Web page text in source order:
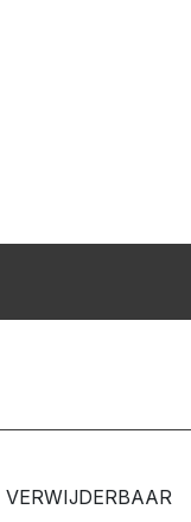
VERWIJDERBAAR